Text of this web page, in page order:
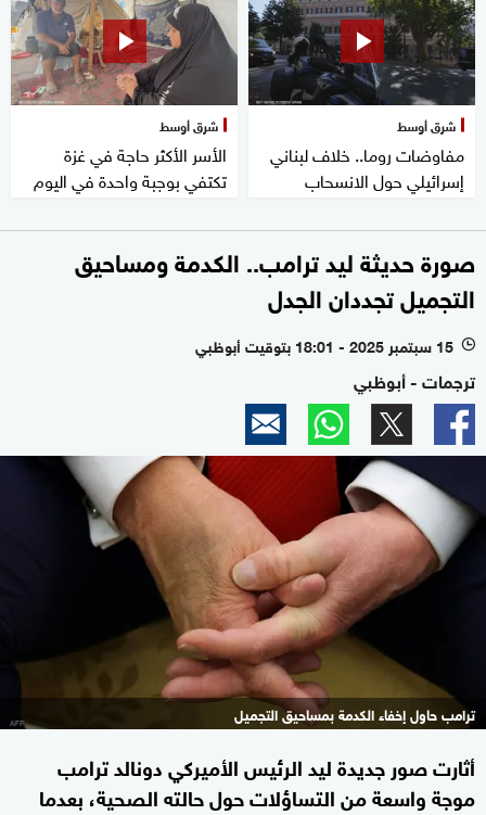
شرق أوسط
مفاوضات روما.. خلاف لبناني
إسرائيلي حول الانسحاب
شرق أوسط
الأسر الأكثر حاجة في غزة
تكتفي بوجبة واحدة في اليوم
صورة حديثة ليد ترامب.. الكدمة ومساحيق
التجميل تجددان الجدل
l 15 سبتمبر 2025 - 18:01 بتوقيت أبوظبي
ترجمات - أبوظبي
ترامب حاول إخفاء الكدمة بمساحيق التجميل
أثارت صور جديدة ليد الرئيس الأميركي دونالد ترامب
موجة واسعة من التساؤلات حول حالته الصحية، بعدما